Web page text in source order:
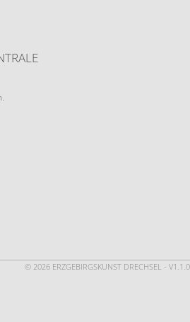
© 2026 ERZGEBIRGSKUNST DRECHSEL - V1.1.0